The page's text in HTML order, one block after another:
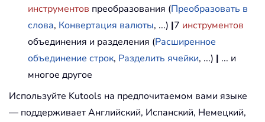
инструментов преобразования (Преобразовать в
слова, Конвертация валюты, ...) |7 инструментов
объединения и разделения (Расширенное
объединение строк, Разделить ячейки, ...) | ... и
многое другое
Используйте Kutools на предпочитаемом вами языке
— поддерживает Английский, Испанский, Немецкий,